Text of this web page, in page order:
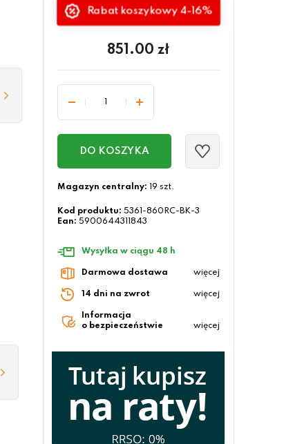
Rabat koszykowy 4-16%
851.00 zł
DO KOSZYKA
Magazyn centralny: 19 szt.
Kod produktu: 5361-860RC-BK-3
Ean: 5900644311843
Wysyłka w ciągu 48 h
Darmowa dostawa więcej
14 dni na zwrot więcej
Informacja
o bezpieczeństwie
więcej